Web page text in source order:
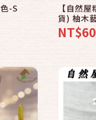
-S
【自然
貨) 柚木
雕刻 巴